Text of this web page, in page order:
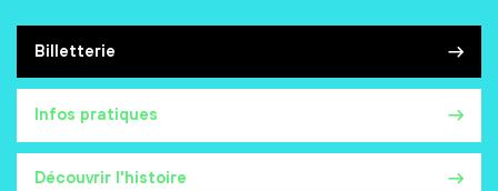
Billetterie
Infos pratiques
Découvrir l'histoire